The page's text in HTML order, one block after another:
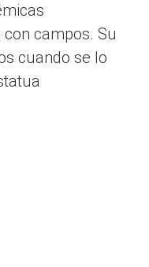
campos. Su
cuando se lo